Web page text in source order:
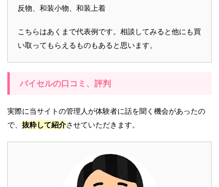
反物、和装小物、和装上着
こちらはあくまで代表例です。相談してみると他にも買
い取ってもらえるものもあると思います。
バイセルの口コミ、評判
実際に当サイトの管理人が体験者に話を聞く機会があったの
で、 抜粋して紹介させていただきます。